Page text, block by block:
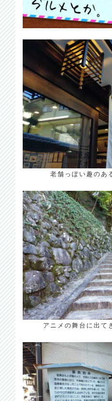
老舗っぽい趣のあ
アニメの舞台に出て